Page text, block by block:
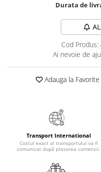
Medicina & Farmacie
Medicina Pentru Toti
Starea de bine
Terapii Alternative
AudioBook
Durata de
Cod Produs:
Ai nevoie de
Adauga la Favorite
Transport International
Costul exact al transportului va fi
comunicat după plasarea comenzii.